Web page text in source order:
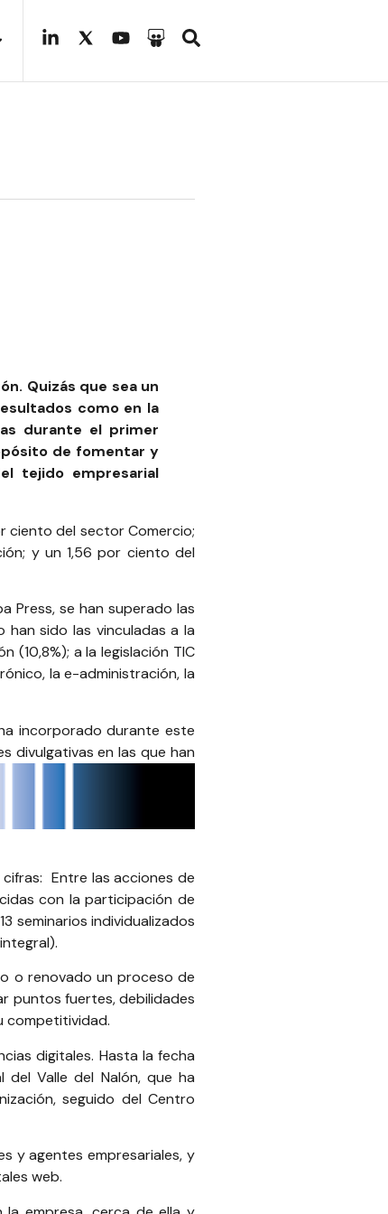
Quizás que sea un
como en la
durante el primer
de fomentar y
tejido empresarial
ciento del sector Comercio;
y un 1,56 por ciento del
Press, se han superado las
sido las vinculadas a la
(10,8%); a la legislación TIC
la e-administración, la
incorporado durante este
divulgativas en las que han
Entre las acciones de
con la participación de
seminarios individualizados
o renovado un proceso de
puntos fuertes, debilidades
competitividad.
digitales. Hasta la fecha
del Valle del Nalón, que ha
seguido del Centro
y agentes empresariales, y
web.